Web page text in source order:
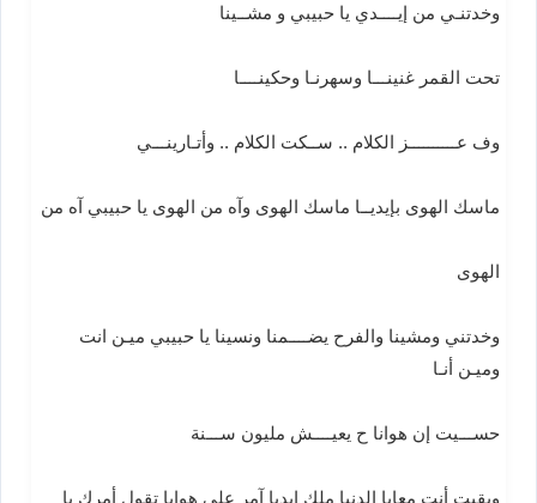
وخدتنـي من إيــــدي يا حبيبي و مشــينا
تحت القمر غنينـــا وسهرنـا وحكينــــا
وف عــــــــــز الكلام .. ســكت الكلام .. وأتـارينـــي
ماسك الهوى بإيديــا ماسك الهوى وآه من الهوى يا حبيبي آه من
الهوى
وخدتني ومشينا والفرح يضــــمنا ونسينا يا حبيبي ميـن انت
وميـن أنـا
حســـيت إن هوانا ح يعيــــش مليون ســـنة
وبقيت أنت معايا الدنيا ملك إيديا آمر على هوايا تقول أمرك يا